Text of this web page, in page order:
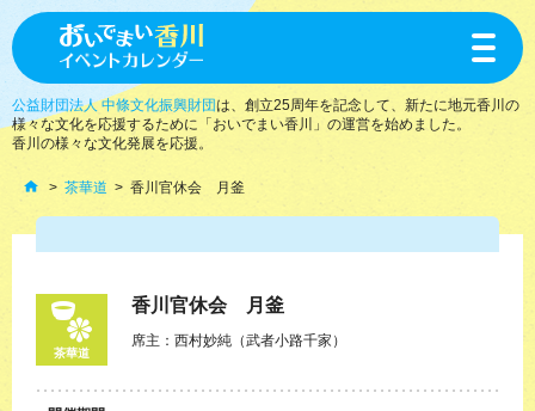
toggle
公益財団法人 中條文化振興財団は、創立25周年を記念して、新たに地元香川の
様々な文化を応援するために「おいでまい香川」の運営を始めました。
香川の様々な文化発展を応援。
茶華道 香川官休会 月釜
茶華道
香川官休会 月釜
席主：西村妙純（武者小路千家）